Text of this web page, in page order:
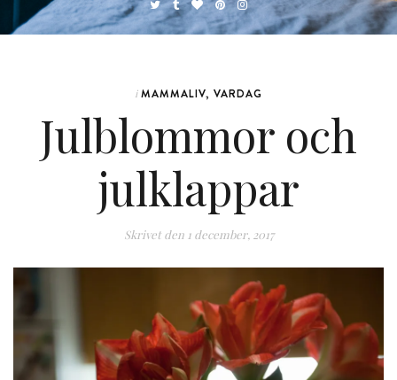
i MAMMALIV, VARDAG
Julblommor och
julklappar
Skrivet den1 december, 2017